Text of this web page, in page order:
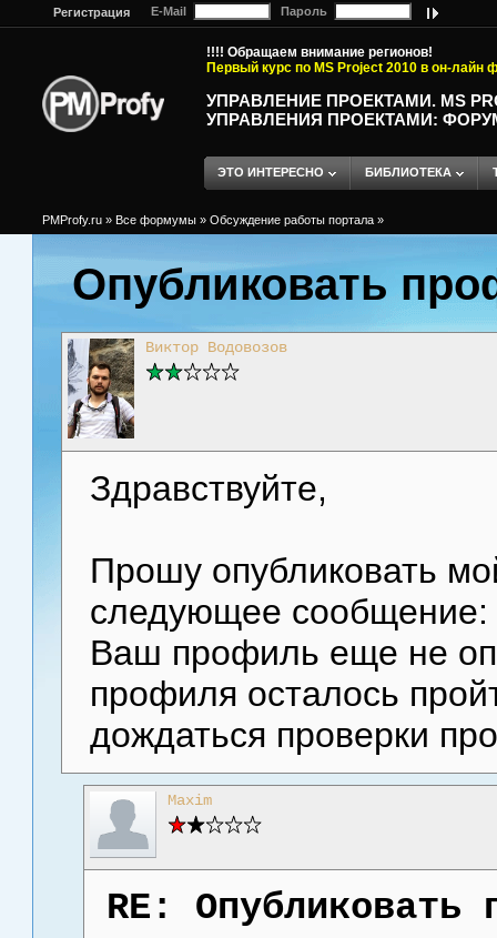
Регистрация E-Mail Пароль
!!!! Обращаем внимание регионов!
Первый курс по MS Project 2010 в он-лайн
УПРАВЛЕНИЕ ПРОЕКТАМИ. MS
УПРАВЛЕНИЯ ПРОЕКТАМИ:
ЭТО ИНТЕРЕСНО БИБЛИОТЕКА
PMProfy.ru » Все формумы » Обсуждение работы портала »
Опубликовать
Виктор Водовозов
Здравствуйте,
Прошу опубликовать
следующее сообщение:
Ваш профиль еще не
профиля осталось
дождаться проверки
Maxim
RE: Опубликовать